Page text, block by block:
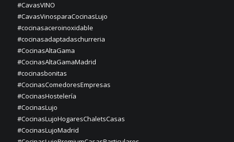
#CavasVINO
#CavasVinosparaCocinasLujo
#cocinasaceroinoxidable
#cocinasadaptadaschurreria
#CocinasAltaGama
#CocinasAltaGamaMadrid
#cocinasbonitas
#CocinasComedoresEmpresas
#CocinasHostelería
#CocinasLujo
#CocinasLujoHogaresChaletsCasas
#CocinasLujoMadrid